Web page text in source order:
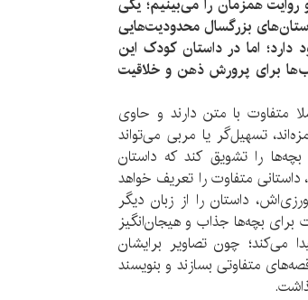
بزرگسال محدودیت‌هایی
دارد؛ اما در داستان کودک این
برای پرورش ذهن و خلاقیت
متفاوت با متن دارند و حاوی
تسهیل‌گر یا مربی می‌تواند
را تشویق کند که داستان
متفاوت را تعریف خواهد
داستان را از زبان دیگر
برای بچه‌ها جذاب و هیجان‌انگیز
می‌کند؛ چون تصاویر برایشان
متفاوتی بسازند و بنویسند